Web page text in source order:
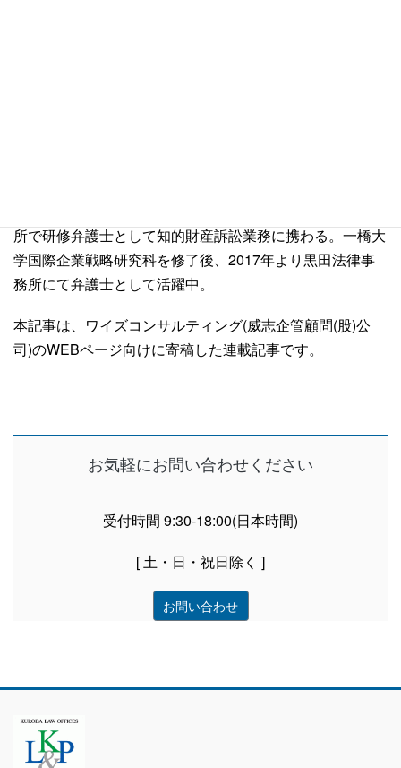
所で研修弁護士として知的財産訴訟業務に携わる。一橋大
学国際企業戦略研究科を修了後、2017年より黒田法律事
務所にて弁護士として活躍中。
本記事は、 ワイズコンサルティング(威志企管顧問(股)公
司)のWEBページ向けに寄稿した連載記事です。
お気軽にお問い合わせください
受付時間 9:30-18:00(日本時間)
[ 土・日・祝日除く ]
お問い合わせ